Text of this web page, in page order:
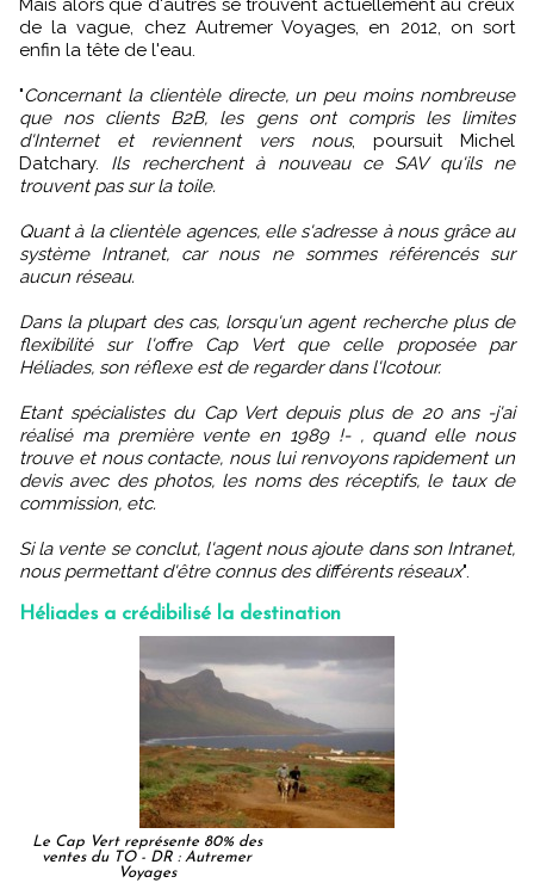
Mais alors que d'autres se trouvent actuellement au creux
de la vague, chez Autremer Voyages, en 2012, on sort
enfin la tête de l'eau.
"Concernant la clientèle directe, un peu moins nombreuse
que nos clients B2B, les gens ont compris les limites
d'Internet et reviennent vers nous, poursuit Michel
Datchary. Ils recherchent à nouveau ce SAV qu'ils ne
trouvent pas sur la toile.
Quant à la clientèle agences, elle s'adresse à nous grâce au
système Intranet, car nous ne sommes référencés sur
aucun réseau.
Dans la plupart des cas, lorsqu'un agent recherche plus de
flexibilité sur l'offre Cap Vert que celle proposée par
Héliades, son réflexe est de regarder dans l'Icotour.
Etant spécialistes du Cap Vert depuis plus de 20 ans -j'ai
réalisé ma première vente en 1989 !- , quand elle nous
trouve et nous contacte, nous lui renvoyons rapidement un
devis avec des photos, les noms des réceptifs, le taux de
commission, etc.
Si la vente se conclut, l'agent nous ajoute dans son Intranet,
nous permettant d'être connus des différents réseaux".
Héliades a crédibilisé la destination
Le Cap Vert représente 80% des
ventes du TO - DR : Autremer
Voyages